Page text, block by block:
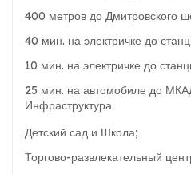
400 метров до Дмитровского
40 мин. на электричке до
10 мин. на электричке до
25 мин. на автомобиле до
Инфраструктура
Детский сад и Школа;
Торгово-развлекательный